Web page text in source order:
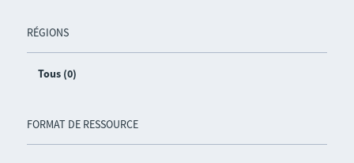
RÉGIONS
Tous (0)
FORMAT DE RESSOURCE